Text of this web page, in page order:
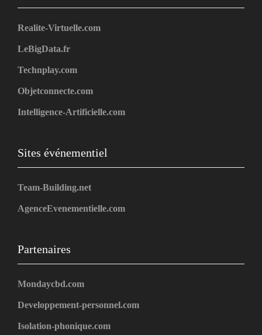
Realite-Virtuelle.com
LeBigData.fr
Technplay.com
Objetconnecte.com
Intelligence-Artificielle.com
Sites événementiel
Team-Building.net
AgenceEvenementielle.com
Partenaires
Mondaycbd.com
Developpement-personnel.com
Isolation-phonique.com